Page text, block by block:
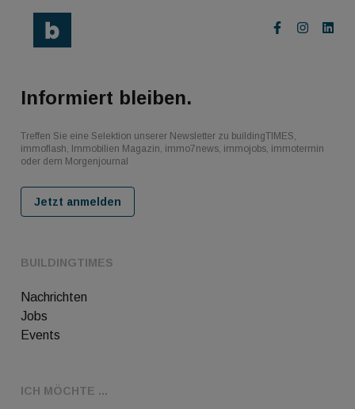
BUILDINGTIMES
Nachrichten
Jobs
Events
ICH MÖCHTE ...
Informiert bleiben.
Treffen Sie eine Selektion unserer Newsletter zu buildingTIMES,
immoflash, Immobilien Magazin, immo7news, immojobs, immotermin
oder dem Morgenjournal
Jetzt anmelden